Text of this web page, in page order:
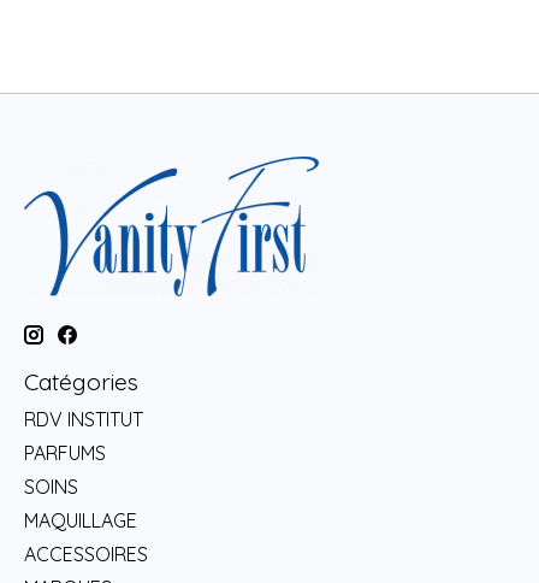
Catégories
RDV INSTITUT
PARFUMS
SOINS
MAQUILLAGE
ACCESSOIRES